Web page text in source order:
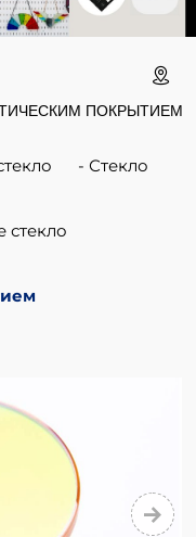
ПОКРЫТИЕМ
Стекло
стекло